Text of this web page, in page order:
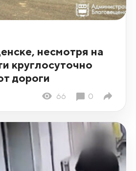
несмотря на
круглосуточно
дороги
66 0